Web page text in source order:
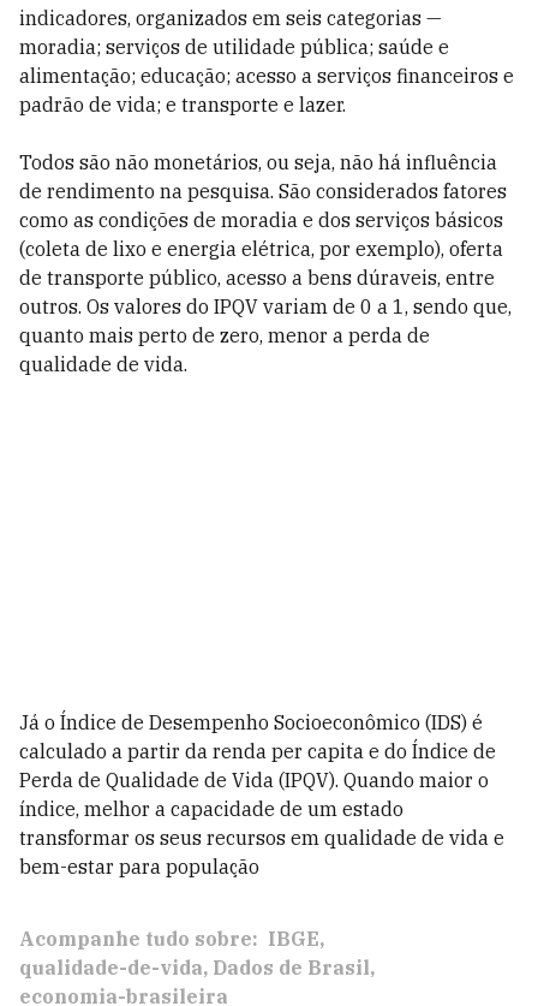
indicadores, organizados em seis categorias —
moradia; serviços de utilidade pública; saúde e
alimentação; educação; acesso a serviços financeiros e
padrão de vida; e transporte e lazer.
Todos são não monetários, ou seja, não há influência
de rendimento na pesquisa. São considerados fatores
como as condições de moradia e dos serviços básicos
(coleta de lixo e energia elétrica, por exemplo), oferta
de transporte público, acesso a bens dúraveis, entre
outros. Os valores do IPQV variam de 0 a 1, sendo que,
quanto mais perto de zero, menor a perda de
qualidade de vida.
Já o Índice de Desempenho Socioeconômico (IDS) é
calculado a partir da renda per capita e do Índice de
Perda de Qualidade de Vida (IPQV). Quando maior o
índice, melhor a capacidade de um estado
transformar os seus recursos em qualidade de vida e
bem-estar para população
Acompanhe tudo sobre: IBGE
qualidade-de-vida Dados de Brasil
economia-brasileira